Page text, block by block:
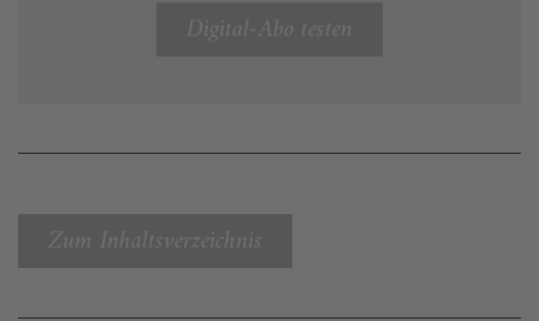
Digital-Abo testen
Zum Inhaltsverzeichnis